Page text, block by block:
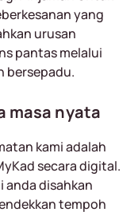
yang
urusan
pantas melalui
bersepadu.
masa nyata
kami adalah
secara digital.
disahkan
tempoh